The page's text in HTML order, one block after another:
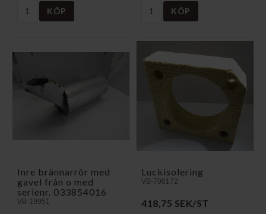
KÖP KÖP
Inre brännarrör med
gavel från o med
serienr. 033854016
VB-19951
Luckisolering
VB-700172
418,75 SEK/ST